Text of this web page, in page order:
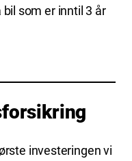
som er inntil 3 år
investeringen vi